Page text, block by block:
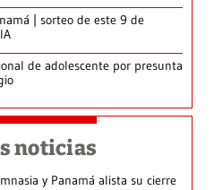
| sorteo de este 9 de
de adolescente por presunta
noticias
y Panamá alista su cierre